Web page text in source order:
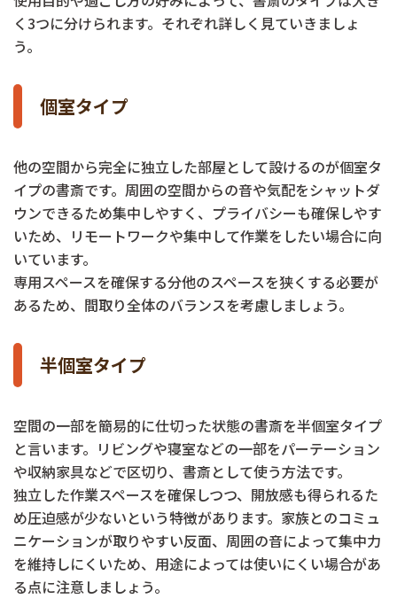
く3つに分けられます。それぞれ詳しく見ていきましょ
う。
個室タイプ
他の空間から完全に独立した部屋として設けるのが個室タ
イプの書斎です。周囲の空間からの音や気配をシャットダ
ウンできるため集中しやすく、プライバシーも確保しやす
いため、リモートワークや集中して作業をしたい場合に向
いています。
専用スペースを確保する分他のスペースを狭くする必要が
あるため、間取り全体のバランスを考慮しましょう。
半個室タイプ
空間の一部を簡易的に仕切った状態の書斎を半個室タイプ
と言います。リビングや寝室などの一部をパーテーション
や収納家具などで区切り、書斎として使う方法です。
独立した作業スペースを確保しつつ、開放感も得られるた
め圧迫感が少ないという特徴があります。家族とのコミュ
ニケーションが取りやすい反面、周囲の音によって集中力
を維持しにくいため、用途によっては使いにくい場合があ
る点に注意しましょう。